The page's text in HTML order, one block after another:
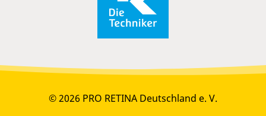
© 2026 PRO RETINA Deutschland e. V.